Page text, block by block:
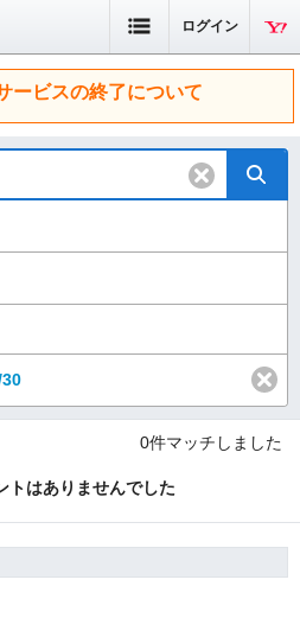
ログイン
ービスの終了について
0件マッチしました
トはありませんでした